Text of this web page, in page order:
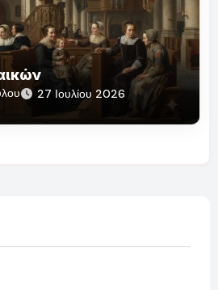
27 Ιουλίου 2026